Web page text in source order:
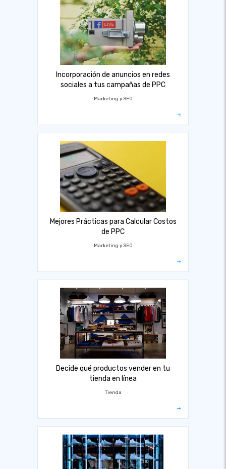
Incorporación de anuncios en redes
sociales a tus campañas de PPC
Marketing y SEO
Mejores Prácticas para Calcular Costos
de PPC
Marketing y SEO
Decide qué productos vender en tu
tienda en línea
Tienda